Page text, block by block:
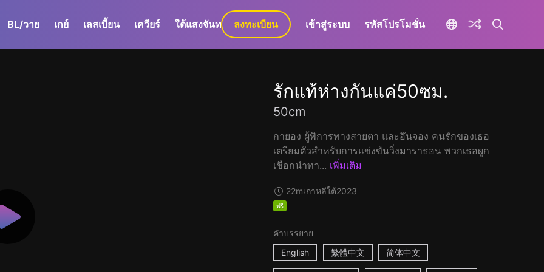
BL/วาย เกย์ เลสเบี้ยน เควียร์ ใต้แสงจันทร์ GaLa+
ลงทะเบียน เข้าสู่ระบบ รหัสโปรโมชั่น
รักแท้ห่างกันแค่50ซม.
50cm
กายอง ผู้พิการทางสายตา และอึนจอง คนรักของเธอ
เตรียมตัวสำหรับการแข่งขันวิ่งมาราธอน พวกเธอผูก
เชือกนำทา... เพิ่มเติม
22mเกาหลีใต้2023
ฟรี
คำบรรยาย
English
繁體中文 简体中文